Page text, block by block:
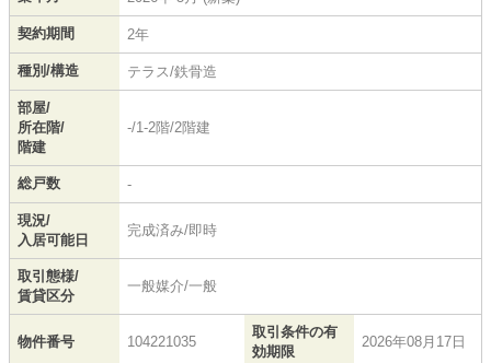
契約期間 2年
種別/構造 テラス/鉄骨造
部屋/
所在階/
階建
-/1-2階/2階建
総戸数 -
現況/
入居可能日
完成済み/即時
取引態様/
賃貸区分
一般媒介/一般
物件番号 104221035
取引条件の有
効期限
2026年08月17日